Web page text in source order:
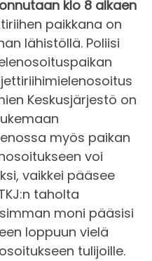
klo 8 alkaen
paikkana on
lähistöllä. Poliisi
Keskusjärjestö on
myös paikan
voi
vaikkei pääsee
taholta
moni pääsisi
loppuun vielä
tulijoille.